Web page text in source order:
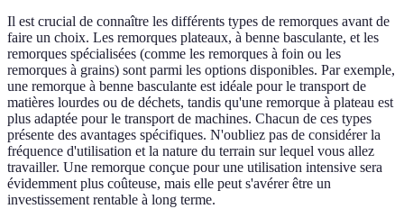
Il est crucial de connaître les différents types de remorques avant de
faire un choix. Les remorques plateaux, à benne basculante, et les
remorques spécialisées (comme les remorques à foin ou les
remorques à grains) sont parmi les options disponibles. Par exemple,
une remorque à benne basculante est idéale pour le transport de
matières lourdes ou de déchets, tandis qu'une remorque à plateau est
plus adaptée pour le transport de machines. Chacun de ces types
présente des avantages spécifiques. N'oubliez pas de considérer la
fréquence d'utilisation et la nature du terrain sur lequel vous allez
travailler. Une remorque conçue pour une utilisation intensive sera
évidemment plus coûteuse, mais elle peut s'avérer être un
investissement rentable à long terme.